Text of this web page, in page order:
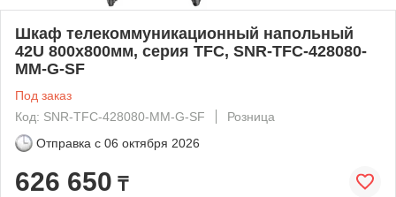
Шкаф телекоммуникационный напольный
42U 800x800мм, серия TFC, SNR-TFC-428080-
MM-G-SF
Под заказ
Код: SNR-TFC-428080-MM-G-SF
Розница
Отправка с 06 октября 2026
626 650 ₸